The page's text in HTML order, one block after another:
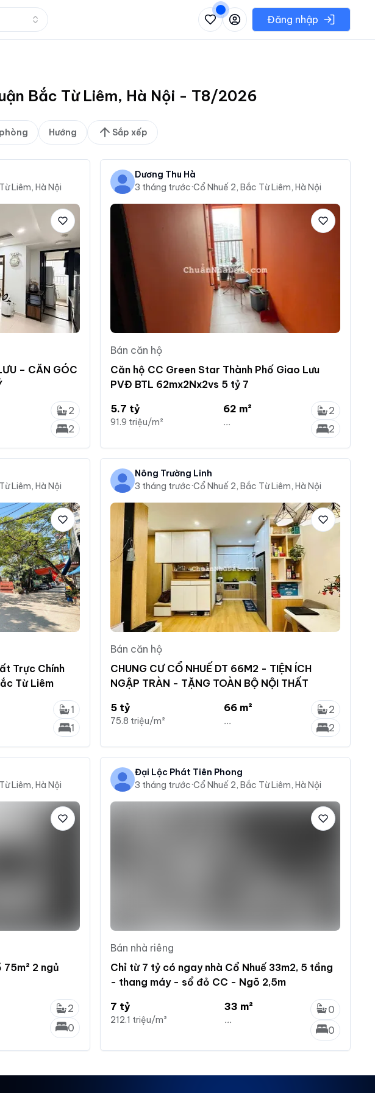
Nhấn để mở danh sách các khu vực có thể chọnĐăng nhập
Bắc Từ Liêm, Hà Nội - T8/2026
Hướng Sắp xếp
Liêm, Hà Nội
– CĂN GÓC
2
2
Dương Thu Hà
3 tháng trước·Cổ Nhuế 2, Bắc Từ Liêm, Hà Nội
Bán căn hộ
Căn hộ CC Green Star Thành Phố Giao Lưu
PVĐ BTL 62mx2Nx2vs 5 tỷ 7
5.7 tỷ
91.9 triệu/m²
62 m²
...
2
2
Liêm, Hà Nội
Trực Chính
Từ Liêm
1
1
Nông Trường Linh
3 tháng trước·Cổ Nhuế 2, Bắc Từ Liêm, Hà Nội
Bán căn hộ
CHUNG CƯ CỔ NHUẾ DT 66M2 - TIỆN ÍCH
NGẬP TRÀN - TẶNG TOÀN BỘ NỘI THẤT
5 tỷ
75.8 triệu/m²
66 m²
...
2
2
Liêm, Hà Nội
2
0
Đại Lộc Phát Tiên Phong
3 tháng trước·Cổ Nhuế 2, Bắc Từ Liêm, Hà Nội
Bán nhà riêng
Chỉ từ 7 tỷ có ngay nhà Cổ Nhuế 33m2, 5 tầng
- thang máy - sổ đỏ CC - Ngõ 2,5m
7 tỷ
212.1 triệu/m²
33 m²
...
0
0